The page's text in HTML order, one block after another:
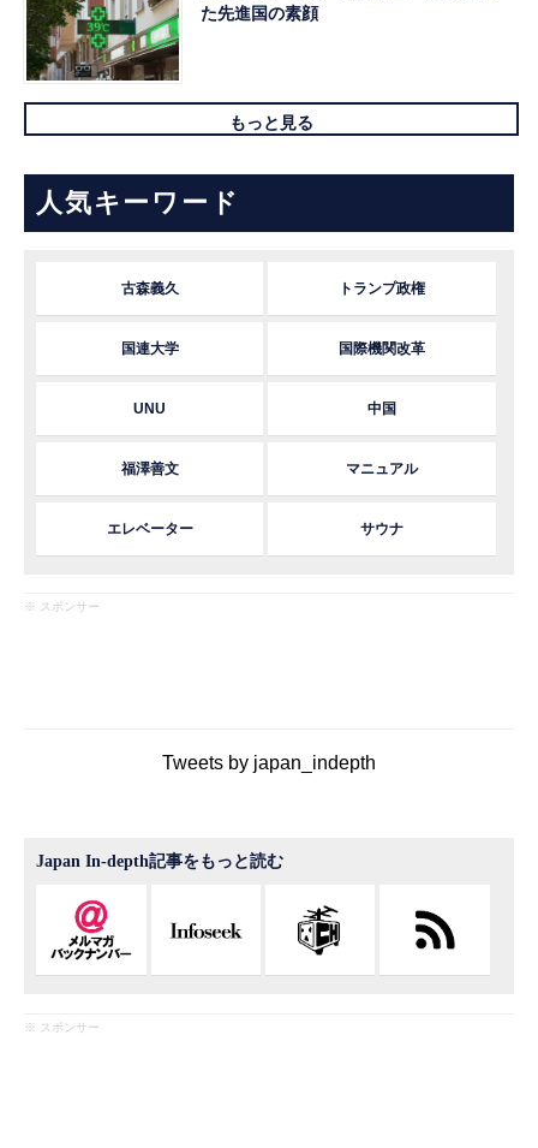
た先進国の素顔
もっと見る
人気キーワード
古森義久 トランプ政権
国連大学 国際機関改革
UNU 中国
福澤善文 マニュアル
エレベーター サウナ
※ スポンサー
Tweets by japan_indepth
Japan In-depth記事をもっと読む
※ スポンサー